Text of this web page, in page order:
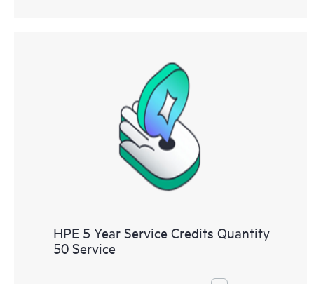
HPE 5 Year Service Credits Quantity
50 Service